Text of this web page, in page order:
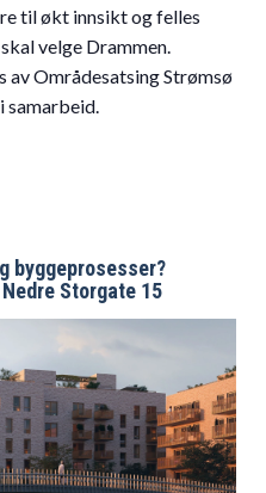
til økt innsikt og felles
velge Drammen.
Områdesatsing Strømsø
samarbeid.
byggeprosesser?
Storgate 15